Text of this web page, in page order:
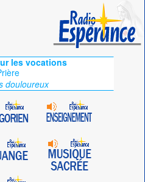
les vocations
douloureux